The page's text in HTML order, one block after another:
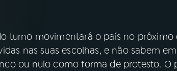
turno movimentará o país no próximo
nas suas escolhas, e não sabem
ou nulo como forma de protesto. O